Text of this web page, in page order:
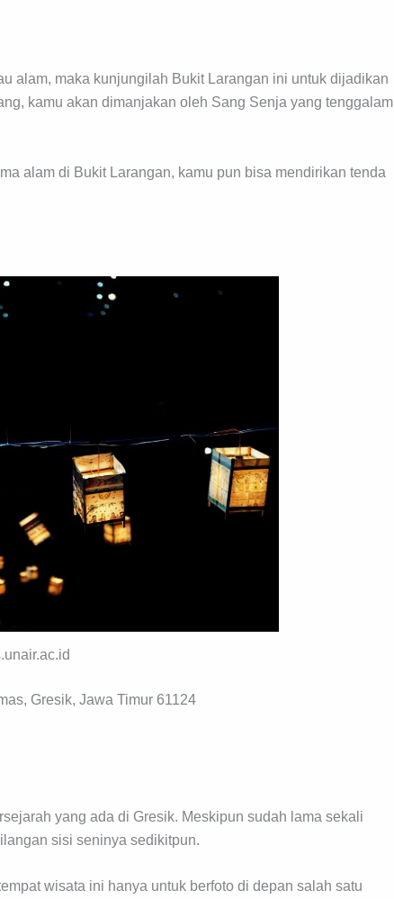
alam, maka kunjungilah Bukit Larangan ini untuk dijadikan
kamu akan dimanjakan oleh Sang Senja yang tenggalam
alam di Bukit Larangan, kamu pun bisa mendirikan tenda
Gresik, Jawa Timur 61124
yang ada di Gresik. Meskipun sudah lama sekali
sisi seninya sedikitpun.
wisata ini hanya untuk berfoto di depan salah satu